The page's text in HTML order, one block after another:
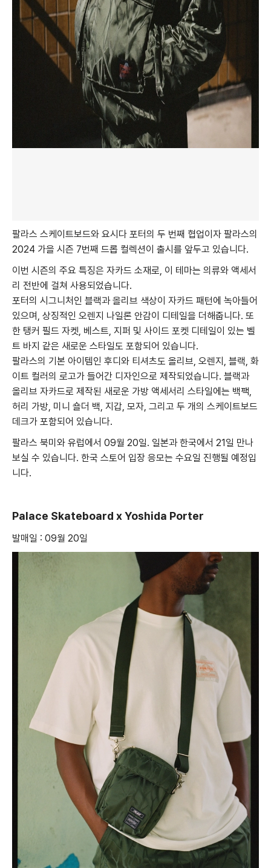
팔라스 스케이트보드와 요시다 포터의 두 번째 협업이자 팔라스의
2024 가을 시즌 7번째 드롭 컬렉션이 출시를 앞두고 있습니다.
이번 시즌의 주요 특징은 자카드 소재로, 이 테마는 의류와 액세서
리 전반에 걸쳐 사용되었습니다.
포터의 시그니처인 블랙과 올리브 색상이 자카드 패턴에 녹아들어
있으며, 상징적인 오렌지 나일론 안감이 디테일을 더해줍니다. 또
한 탱커 필드 자켓, 베스트, 지퍼 및 사이드 포켓 디테일이 있는 벨
트 바지 같은 새로운 스타일도 포함되어 있습니다.
팔라스의 기본 아이템인 후디와 티셔츠도 올리브, 오렌지, 블랙, 화
이트 컬러의 로고가 들어간 디자인으로 제작되었습니다. 블랙과
올리브 자카드로 제작된 새로운 가방 액세서리 스타일에는 백팩,
허리 가방, 미니 숄더 백, 지갑, 모자, 그리고 두 개의 스케이트보드
데크가 포함되어 있습니다.
팔라스 북미와 유럽에서 09월 20일. 일본과 한국에서 21일 만나
보실 수 있습니다. 한국 스토어 입장 응모는 수요일 진행될 예정입
니다.
Palace Skateboard x Yoshida Porter
발매일 : 09월 20일